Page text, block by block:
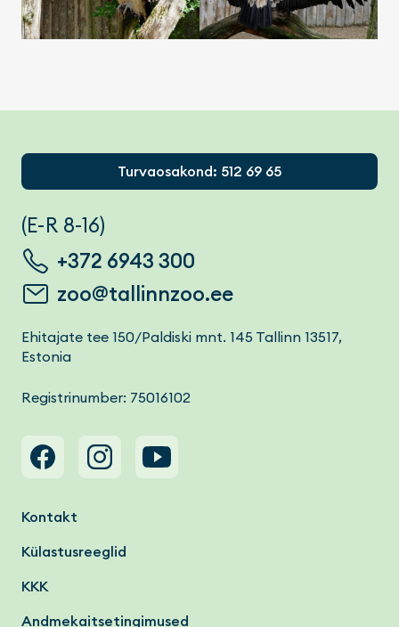
Turvaosakond: 512 69 65
(E-R 8-16)
+372 6943 300
zoo@tallinnzoo.ee
Ehitajate tee 150/Paldiski mnt. 145 Tallinn 13517,
Estonia
Registrinumber: 75016102
Footer menu
Kontakt
Külastusreeglid
KKK
Andmekaitsetingimused